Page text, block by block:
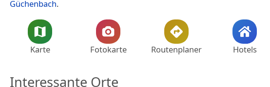
Güchenbach.
Karte Fotokarte Routenplaner Hotels
Interessante Orte